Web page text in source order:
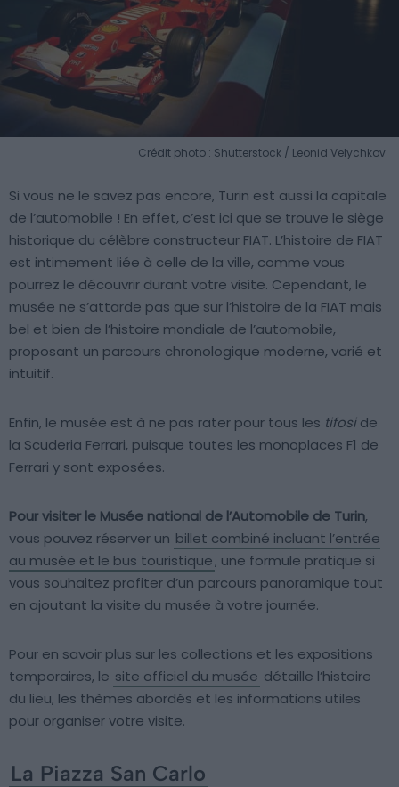
Crédit photo : Shutterstock / Leonid Velychkov
Si vous ne le savez pas encore, Turin est aussi la capitale
de l’automobile ! En effet, c’est ici que se trouve le siège
historique du célèbre constructeur FIAT. L’histoire de FIAT
est intimement liée à celle de la ville, comme vous
pourrez le découvrir durant votre visite. Cependant, le
musée ne s’attarde pas que sur l’histoire de la FIAT mais
bel et bien de l’histoire mondiale de l’automobile,
proposant un parcours chronologique moderne, varié et
intuitif.
Enfin, le musée est à ne pas rater pour tous les tifoside
la Scuderia Ferrari, puisque toutes les monoplaces F1 de
Ferrari y sont exposées.
Pour visiter le Musée national de l’Automobile de Turin,
vous pouvez réserver un billet combiné incluant l’entrée
au musée et le bus touristique, une formule pratique si
vous souhaitez profiter d’un parcours panoramique tout
en ajoutant la visite du musée à votre journée.
Pour en savoir plus sur les collections et les expositions
temporaires, le site officiel du musée détaille l’histoire
du lieu, les thèmes abordés et les informations utiles
pour organiser votre visite.
La Piazza San Carlo